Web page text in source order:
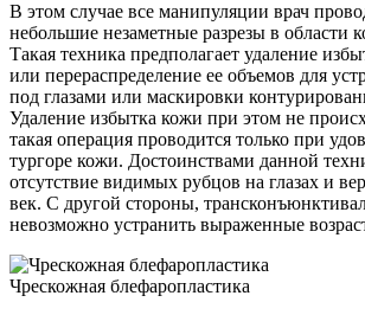
В этом случае все манипуляции врач
небольшие незаметные разрезы в области
Такая техника предполагает удаление
или перераспределение ее объемов для
под глазами или маскировки
Удаление избытка кожи при этом не
такая операция проводится только при
тургоре кожи. Достоинствами данной
отсутствие видимых рубцов на глазах и
век. С другой стороны,
невозможно устранить выраженные
Чрескожная блефаропластика